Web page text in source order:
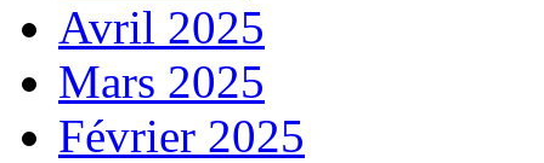
Avril 2025
Mars 2025
Février 2025